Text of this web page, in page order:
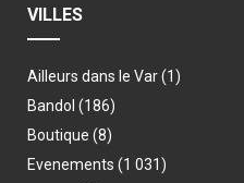
VILLES
Ailleurs dans le Var(1)
Bandol (186)
Boutique (8)
Evenements (1 031)